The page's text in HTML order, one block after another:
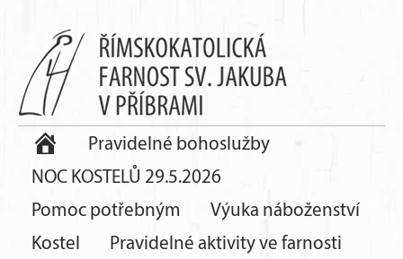
Pravidelné bohoslužby
NOC KOSTELŮ 29.5.2026
Pomoc potřebným
Výuka náboženství
Kostel
Pravidelné aktivity ve farnosti